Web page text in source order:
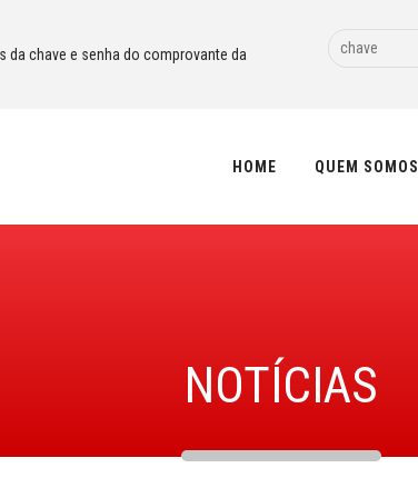
chave e senha do comprovante da
HOME QUEM SOMOS
NOTÍCIAS